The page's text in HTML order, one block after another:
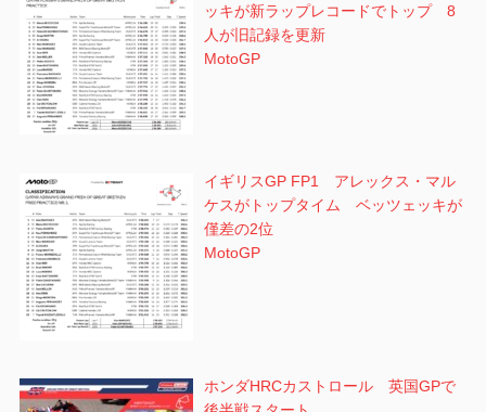
ッキが新ラップレコードでトップ 8
人が旧記録を更新
MotoGP
イギリスGP FP1 アレックス・マル
ケスがトップタイム ベッツェッキが
僅差の2位
MotoGP
ホンダHRCカストロール 英国GPで